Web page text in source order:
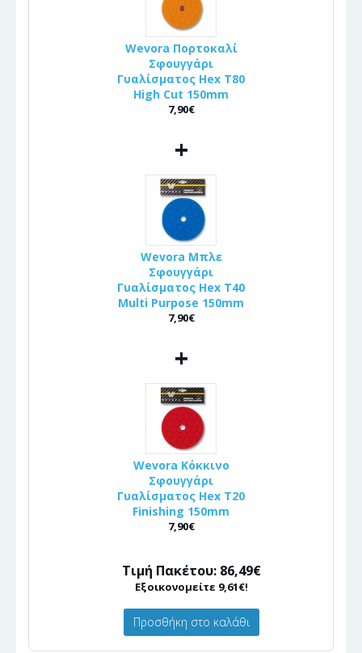
Wevora Πορτοκαλί
Σφουγγάρι
Γυαλίσματος Hex T80
High Cut 150mm
7,90€
+
Wevora Μπλε
Σφουγγάρι
Γυαλίσματος Hex T40
Multi Purpose 150mm
7,90€
+
Wevora Κόκκινο
Σφουγγάρι
Γυαλίσματος Hex T20
Finishing 150mm
7,90€
Τιμή Πακέτου: 86,49€
Εξοικονομείτε 9,61€!
Προσθήκη στο καλάθι